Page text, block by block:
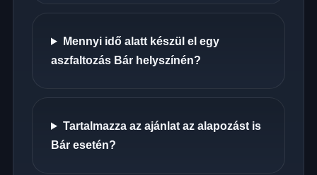
Mennyi idő alatt készül el egy
aszfaltozás Bár helyszínén?
Tartalmazza az ajánlat az alapozást is
Bár esetén?